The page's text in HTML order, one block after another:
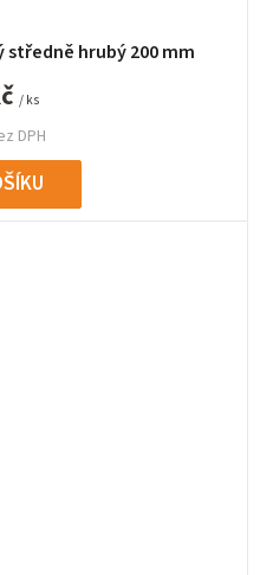
hrubý 200 mm
DPH
/ ks